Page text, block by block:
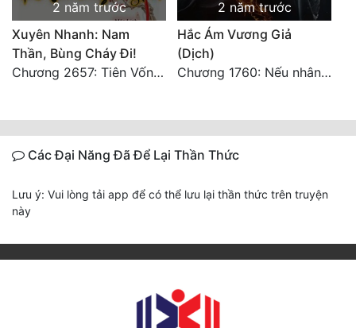
2 năm trước
Xuyên Nhanh: Nam
Thần, Bùng Cháy Đi!
Chương 2657: Tiên Vốn Vô Lương (15). HẾT.
2 năm trước
Hắc Ám Vương Giả
(Dịch)
Chương 1760: Nếu nhân sinh như lần đầu gặp gỡ
Các Đại Năng Đã Để Lại Thần Thức
Lưu ý: Vui lòng tải app để có thể lưu lại thần thức trên truyện
này